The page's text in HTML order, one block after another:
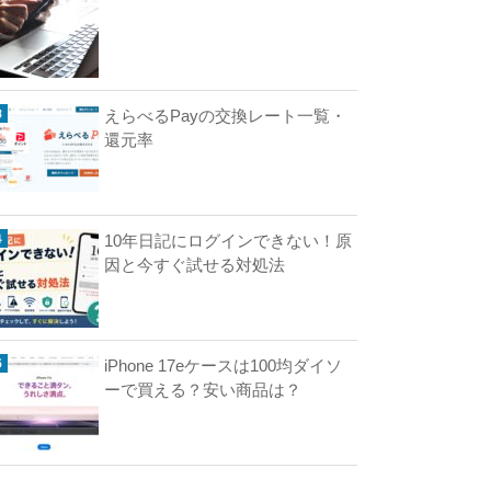
えらべるPayの交換レート一覧・
還元率
10年日記にログインできない！原
因と今すぐ試せる対処法
iPhone 17eケースは100均ダイソ
ーで買える？安い商品は？